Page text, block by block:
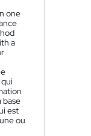
one
a
base
est
ou